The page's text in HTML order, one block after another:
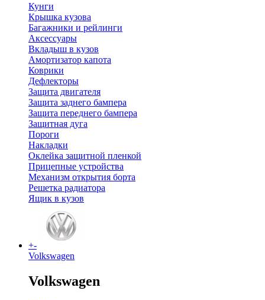
Кунги
Крышка кузова
Багажники и рейлинги
Аксессуары
Вкладыш в кузов
Амортизатор капота
Коврики
Дефлекторы
Защита двигателя
Защита заднего бампера
Защита переднего бампера
Защитная дуга
Пороги
Накладки
Оклейка защитной пленкой
Прицепные устройства
Механизм открытия борта
Решетка радиатора
Ящик в кузов
+-
Volkswagen
Volkswagen